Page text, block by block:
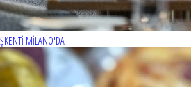
MİLANO'DA